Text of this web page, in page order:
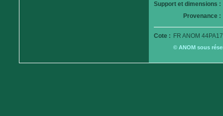
Support et dimensions :
Provenance :
Cote : FR ANOM
© ANOM sous